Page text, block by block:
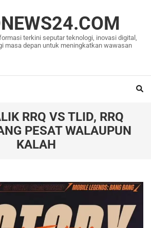
terkini seputar teknologi, inovasi digital,
masa depan untuk meningkatkan wawasan
RRQ VS TLID, RRQ
PESAT WALAUPUN
KALAH